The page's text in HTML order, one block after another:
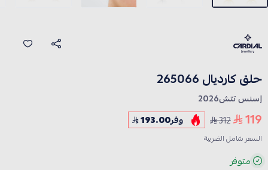
حلق كارديال 265066
إسنس تتش2026
119
312 وفر193.00
السعر شامل الضريبة
متوفر